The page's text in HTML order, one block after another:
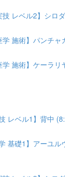
技 レベル2】シロ
学 施術】パンチ
学 施術】ケーラ
レベル1】背中
基礎1】アーユ